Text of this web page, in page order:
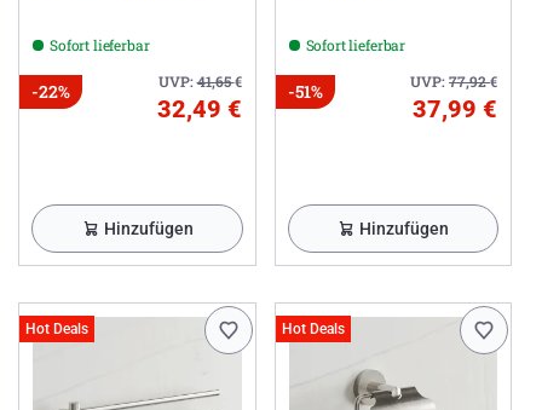
Sofort lieferbar
UVP:41,65€
-22%
32,49 €
Hinzufügen
Sofort lieferbar
UVP:77,92€
-51%
37,99 €
Hinzufügen
Hot Deals Hot Deals